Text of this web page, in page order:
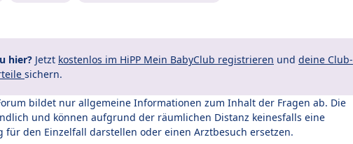
hier? Jetzt kostenlos im HiPP Mein BabyClub registrieren und deine Club-
sichern.
bildet nur allgemeine Informationen zum Inhalt der Fragen ab. Die
und können aufgrund der räumlichen Distanz keinesfalls eine
für den Einzelfall darstellen oder einen Arztbesuch ersetzen.